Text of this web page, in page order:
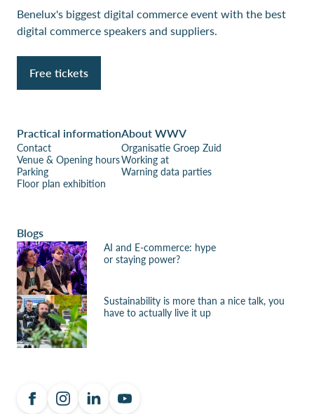
Benelux's biggest digital commerce event with the best
digital commerce speakers and suppliers.
Free tickets
Practical information
Contact
Venue & Opening hours
Parking
Floor plan exhibition
About WWV
Organisatie Groep Zuid
Working at
Warning data parties
Blogs
AI and E-commerce: hype
or staying power?
Sustainability is more than a nice talk, you
have to actually live it up